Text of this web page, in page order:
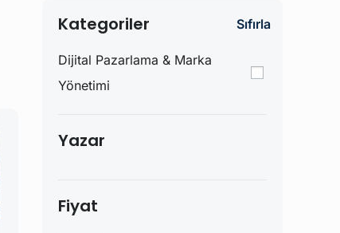
Kategoriler
Dijital Pazarlama & Marka
Yönetimi
Yazar
Fiyat
Sıfırla